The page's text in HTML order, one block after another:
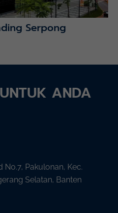
Serpong
ANDA
Pakulonan, Kec.
Selatan, Banten